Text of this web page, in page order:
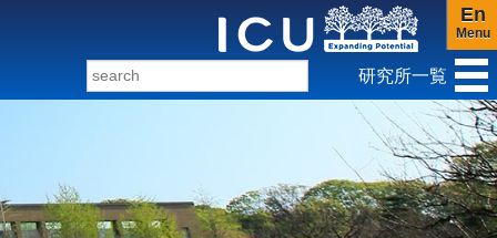
En
Menu
研究所一覧